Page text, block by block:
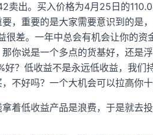
卖出。买入价格为4月25日的
，重要的是大家需要意识到的是
很差。一年中总会有机会让你的
你说是一个多点的货基好，还
好？低收益不是永远低收益，我
不好吗？一个大机会可以拉高你
着低收益产品是浪费，于是就去